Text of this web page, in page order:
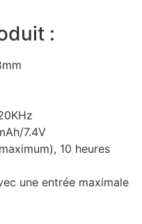
:
7.4V
10 heures
une entrée maximale